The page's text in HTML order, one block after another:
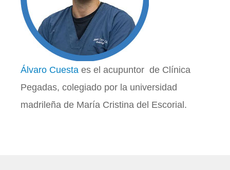
Álvaro Cuesta es el acupuntor de Clínica
Pegadas, colegiado por la universidad
madrileña de María Cristina del Escorial.